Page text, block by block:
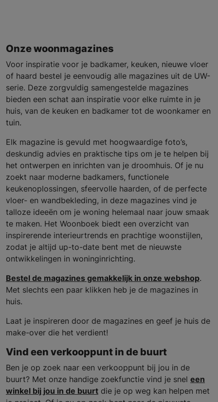
Onze woonmagazines
Voor inspiratie voor je badkamer, keuken, nieuwe vloer
of haard bestel je eenvoudig alle magazines uit de UW-
serie. Deze zorgvuldig samengestelde magazines
bieden een schat aan inspiratie voor elke ruimte in je
huis, van de keuken en badkamer tot de woonkamer en
tuin.
Elk magazine is gevuld met hoogwaardige foto’s,
deskundig advies en praktische tips om je te helpen bij
het ontwerpen en inrichten van je droomhuis. Of je nu
zoekt naar moderne badkamers, functionele
keukenoplossingen, sfeervolle haarden, of de perfecte
vloer- en wandbekleding, in deze magazines vind je
talloze ideeën om je woning helemaal naar jouw smaak
te maken. Het Woonboek biedt een overzicht van
inspirerende interieurtrends en prachtige woonstijlen,
zodat je altijd up-to-date bent met de nieuwste
ontwikkelingen in woninginrichting.
Bestel de magazines gemakkelijk in onze webshop.
Met slechts een paar klikken heb je de magazines in
huis.
Laat je inspireren door de magazines en geef je huis de
make-over die het verdient!
Vind een verkooppunt in de buurt
Ben je op zoek naar een verkooppunt bij jou in de
buurt? Met onze handige zoekfunctie vind je snel een
winkel bij jou in de buurt die je op weg kan helpen met